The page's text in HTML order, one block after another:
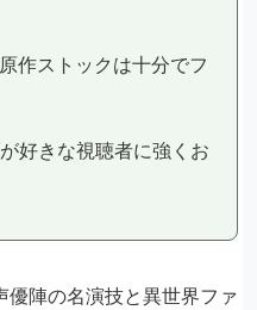
作ストックは十分でフ
好きな視聴者に強くお
優陣の名演技と異世界ファ